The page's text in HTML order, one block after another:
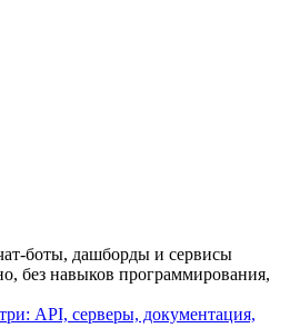
боты, дашборды и сервисы
без навыков программирования,
API, серверы, документация,